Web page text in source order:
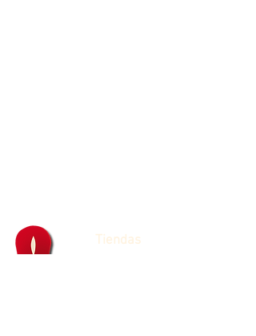
Tiendas